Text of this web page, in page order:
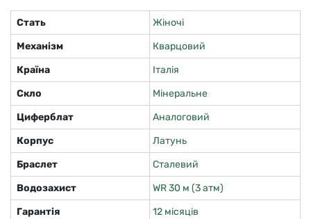
Стать
Жіночі
Механізм
Кварцовий
Країна
Італія
Скло
Мінеральне
Циферблат
Аналоговий
Корпус
Латунь
Браслет
Сталевий
Водозахист
WR 30 м (3 атм)
Гарантія
12 місяців